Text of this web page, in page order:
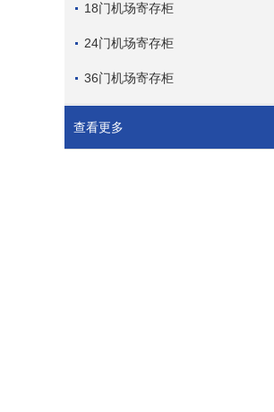
18门机场寄存柜
24门机场寄存柜
36门机场寄存柜
查看更多